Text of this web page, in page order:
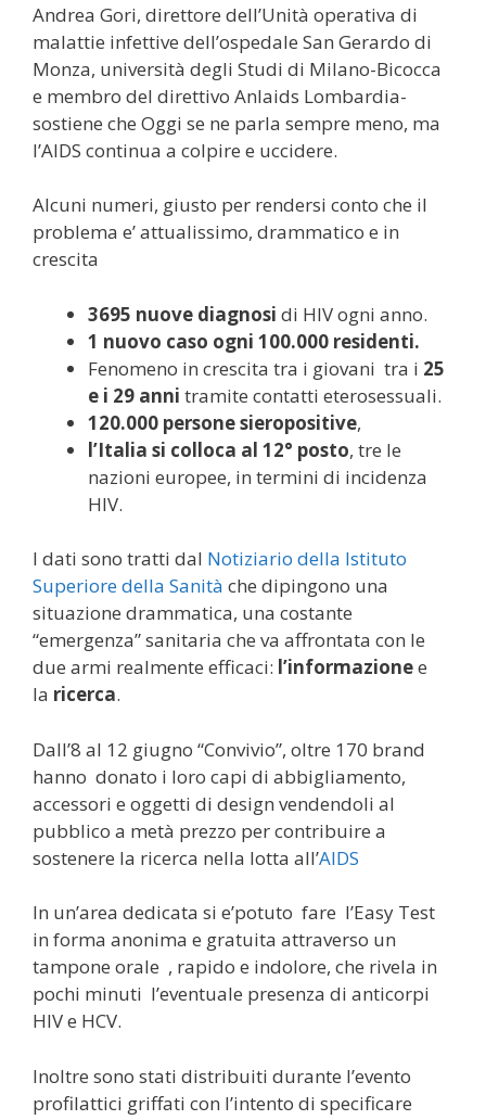
Andrea Gori, direttore dell’Unità operativa di
malattie infettive dell’ospedale San Gerardo di
Monza, università degli Studi di Milano-Bicocca
e membro del direttivo Anlaids Lombardia-
sostiene che Oggi se ne parla sempre meno, ma
l’AIDS continua a colpire e uccidere.
Alcuni numeri, giusto per rendersi conto che il
problema e’ attualissimo, drammatico e in
crescita
3695 nuove diagnosi di HIV ogni anno.
1 nuovo caso ogni 100.000 residenti.
Fenomeno in crescita tra i giovani tra i 25
e i 29 anni tramite contatti eterosessuali.
120.000 persone sieropositive,
l’Italia si colloca al 12° posto, tre le
nazioni europee, in termini di incidenza
HIV.
I dati sono tratti dal Notiziario della Istituto
Superiore della Sanità che dipingono una
situazione drammatica, una costante
“emergenza” sanitaria che va affrontata con le
due armi realmente efficaci: l’informazionee
la ricerca.
Dall’8 al 12 giugno “Convivio”, oltre 170 brand
hanno donato i loro capi di abbigliamento,
accessori e oggetti di design vendendoli al
pubblico a metà prezzo per contribuire a
sostenere la ricerca nella lotta all’AIDS
In un’area dedicata si e’potuto fare l’Easy Test
in forma anonima e gratuita attraverso un
tampone orale , rapido e indolore, che rivela in
pochi minuti l’eventuale presenza di anticorpi
HIV e HCV.
Inoltre sono stati distribuiti durante l’evento
profilattici griffati con l’intento di specificare